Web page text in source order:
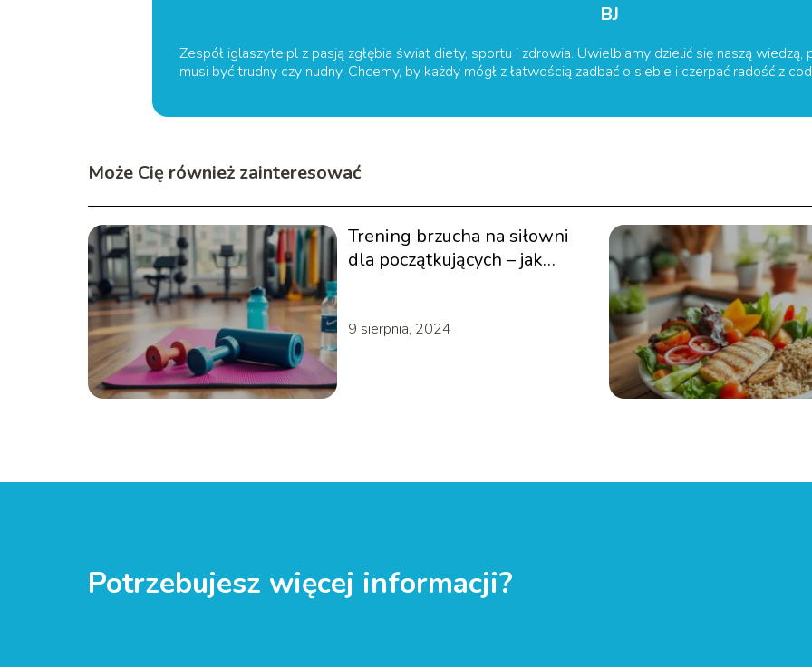
BJ
Zespół iglaszyte.pl z pasją zgłębia świat diety, sportu i zdrowia. Uwielbiamy dzielić się naszą
musi być trudny czy nudny. Chcemy, by każdy mógł z łatwością zadbać o siebie i czerpać radość z
Może Cię również zainteresować
Trening brzucha na siłowni
dla początkujących – jak
9 sierpnia, 2024
Potrzebujesz więcej informacji?